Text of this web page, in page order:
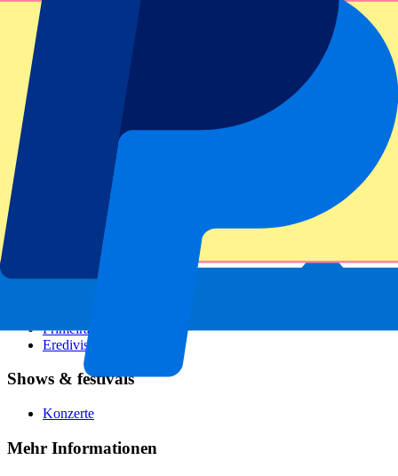
Alle Sportarten
Fußballligen
Champions League
Premier League
Serie A
Primeira Liga
Eredivisie
Shows & festivals
Konzerte
Mehr Informationen